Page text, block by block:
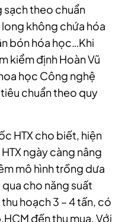
sạch theo chuẩn
không chứa hóa
bón hóa học…Khi
kiểm định Hoàn Vũ
học Công nghệ
tiêu chuẩn theo quy
HTX cho biết, hiện
ngày càng nâng
mô hình trồng dưa
cho năng suất
hoạch 3 – 4 tấn, có
đến thu mua. Với